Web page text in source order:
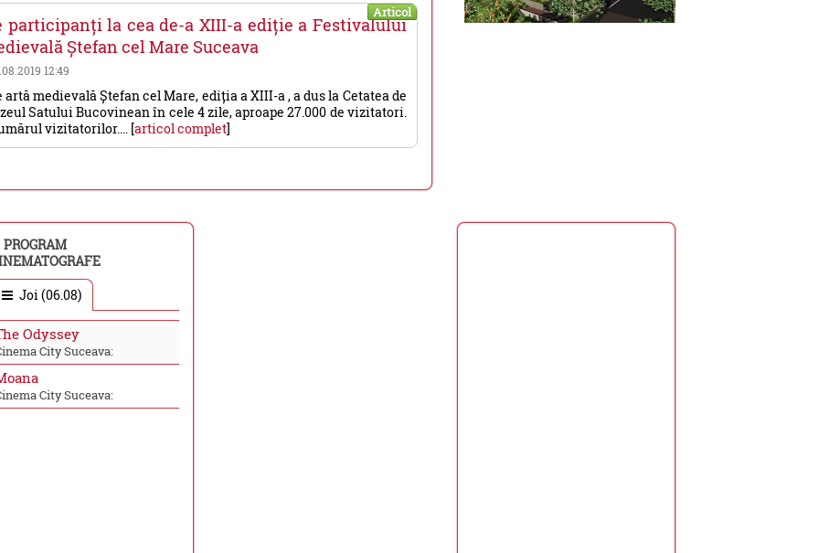
Articol
participanți la cea de-a XIII-a ediție a Festivalului
Ștefan cel Mare Suceava
12:49
medievală Ștefan cel Mare, ediția a XIII-a , a dus la Cetatea de
Satului Bucovinean în cele 4 zile, aproape 27.000 de vizitatori.
vizitatorilor.... [articol complet]
PROGRAM
Joi (06.08)
Odyssey
City Suceava:
City Suceava: